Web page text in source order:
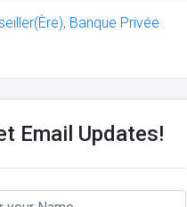
Banque Privée
Email Updates!